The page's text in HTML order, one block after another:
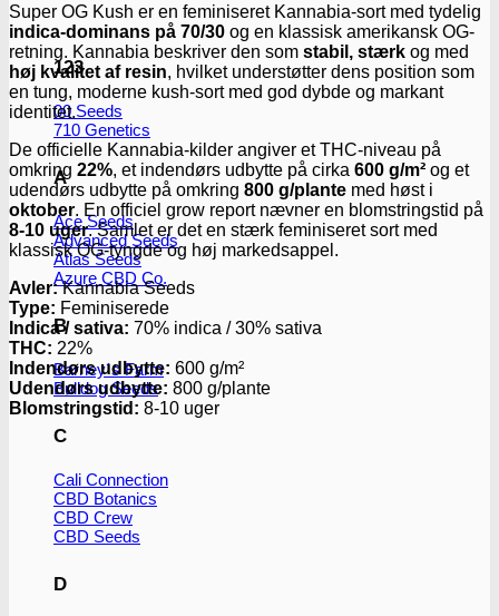
123
00 Seeds
710 Genetics
A
Ace Seeds
Advanced Seeds
Atlas Seeds
Azure CBD Co.
B
Barney´s Farm
Bulldog Seeds
C
Cali Connection
CBD Botanics
CBD Crew
CBD Seeds
D
Super OG Kush er en feminiseret Kannabia-sort med tydelig
indica-dominans på 70/30 og en klassisk amerikansk OG-
retning. Kannabia beskriver den som stabil, stærk og med
høj kvalitet af resin, hvilket understøtter dens position som
en tung, moderne kush-sort med god dybde og markant
identitet.
De officielle Kannabia-kilder angiver et THC-niveau på
omkring 22%, et indendørs udbytte på cirka 600 g/m² og et
udendørs udbytte på omkring 800 g/plante med høst i
oktober. En officiel grow report nævner en blomstringstid på
8-10 uger. Samlet er det en stærk feminiseret sort med
klassisk OG-tyngde og høj markedsappel.
Avler:Kannabia Seeds
Type: Feminiserede
Indica / sativa: 70% indica / 30% sativa
THC: 22%
Indendørs udbytte: 600 g/m²
Udendørs udbytte: 800 g/plante
Blomstringstid: 8-10 uger